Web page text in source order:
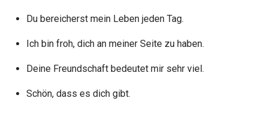
Du bereicherst mein Leben jeden Tag.
Ich bin froh, dich an meiner Seite zu haben.
Deine Freundschaft bedeutet mir sehr viel.
Schön, dass es dich gibt.